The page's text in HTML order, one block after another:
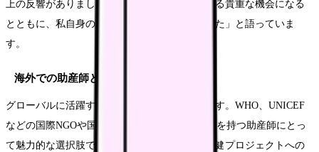
上の反響がありました。日本の出産文化を伝える貴重な機会になる
とともに、私自身の英語力も大きく向上しました」と語っていま
す。
海外での助産師としての活動機会
グローバルに活躍するチャンスも広がっています。WHO、UNICEF
などの国際NGOや国際機関での活動は、英語力を持つ助産師にとっ
て魅力的な選択肢です。開発途上国での母子保健プロジェクトへの